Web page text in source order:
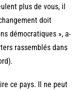
plus de vous, il
doit
démocratiques », a-
rassemblés dans
ce pays. Il ne peut